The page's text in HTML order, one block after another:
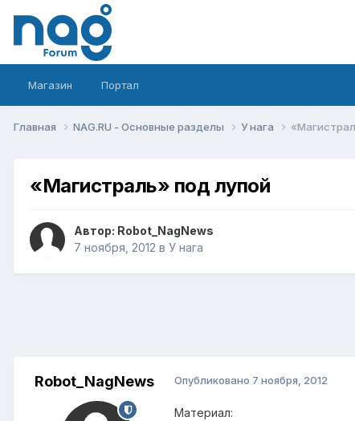
Магазин Портал
Главная NAG.RU - Основные разделы У нага
«Магистраль» под лупой
Автор: Robot_NagNews
7 ноября, 2012 в У нага
Robot_NagNews Опубликовано 7 ноября, 2012
Материал: